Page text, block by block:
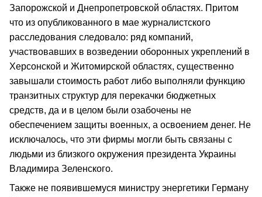
Запорожской и Днепропетровской областях. Притом
что из опубликованного в мае журналистского
расследования следовало: ряд компаний,
участвовавших в возведении оборонных укреплений в
Херсонской и Житомирской областях, существенно
завышали стоимость работ либо выполняли функцию
транзитных структур для перекачки бюджетных
средств, да и в целом были озабочены не
обеспечением защиты военных, а освоением денег. Не
исключалось, что эти фирмы могли быть связаны с
людьми из близкого окружения президента Украины
Владимира Зеленского.
Также не появившемуся министру энергетики Герману